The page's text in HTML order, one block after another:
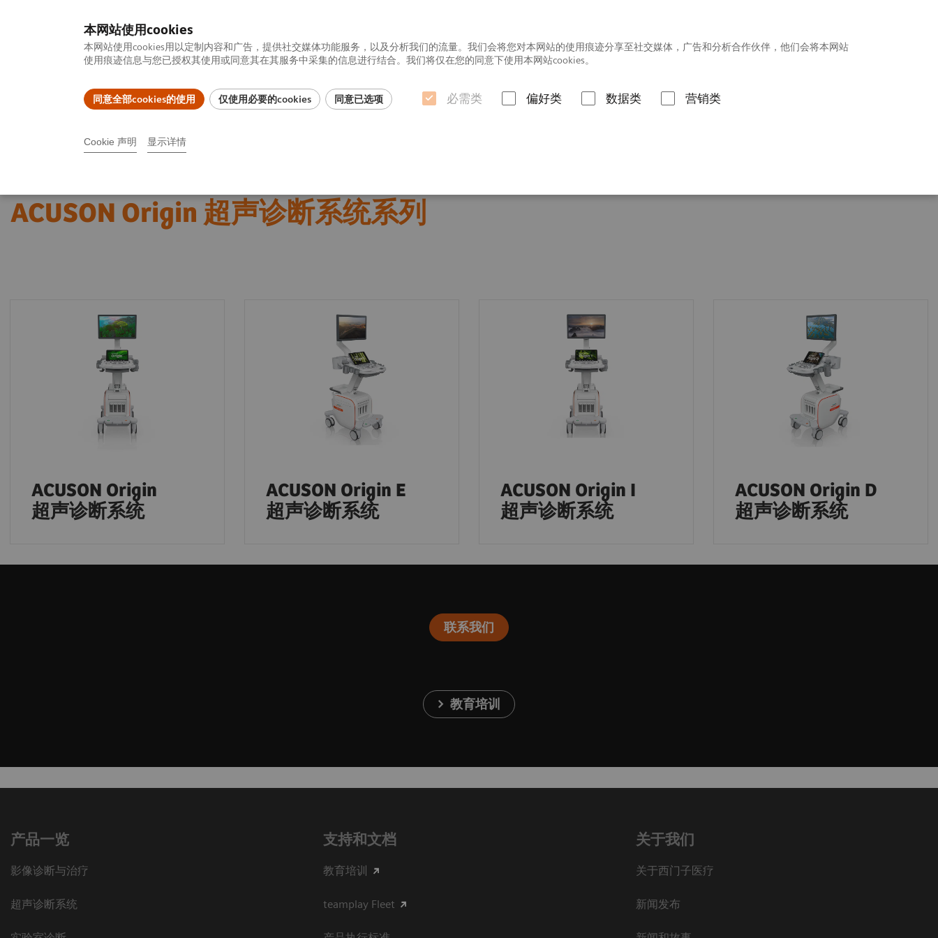
本网站使用cookies
本网站使用cookies用以定制内容和广告，提供社交媒体功能服务，以及分析我们的流量。我们会将您对本网站的使用痕迹分享至社交媒体，广告和分析合作伙伴，他们会将本网站
使用痕迹信息与您已授权其使用或同意其在其服务中采集的信息进行结合。我们将仅在您的同意下使用本网站cookies。
同意全部cookies的使用 仅使用必要的cookies 同意已选项 必需类 偏好类 数据类 营销类
Cookie 声明 显示详情
ACUSON Origin 超声诊断系统系列
ACUSON Origin
超声诊断系统
ACUSON Origin E
超声诊断系统
ACUSON Origin I
超声诊断系统
ACUSON Origin D
超声诊断系统
联系我们
教育培训
产品一览
影像诊断与治疗
超声诊断系统
支持和文档
教育培训
teamplay Fleet
关于我们
关于西门子医疗
新闻发布